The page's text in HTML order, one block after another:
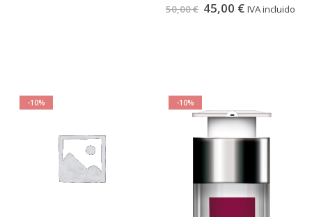
0out of 5
50,00€ 45,00 € IVA incluido
-10% -10%